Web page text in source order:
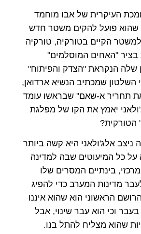
העיקרית של אבו מוחמד
שהוא פועל להקים משטר חדש
הקיים בטורקיה, טורקיה
בציר "האחים המוסלמים"
שלה הנקראת "הצדק והפיתוח"
שמכתיב הנשיא ארדואן,
תחריר א-שאם" שבראשו עומד
יאמץ את הקו של מפלגת
הטורקית?
ניצב אלג'ולאני היא קשה ביותר
כל המיעוטים שבה למדינה
בינתיים המסרים שלו
מדינות המערב כדי להפיג
הראשוני הוא שהוא איננו
וכי הוא עבר שינוי, אבל
שהוא מצליח להתל בנו.